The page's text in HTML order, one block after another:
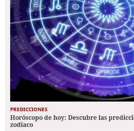
PREDICCIONES
Horóscopo de hoy: Descubre las
zodiaco